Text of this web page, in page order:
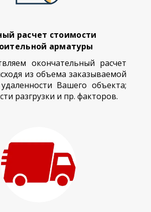
расчет стоимости
арматуры
окончательный расчет
из объема заказываемой
Вашего объекта;
разгрузки и пр. факторов.